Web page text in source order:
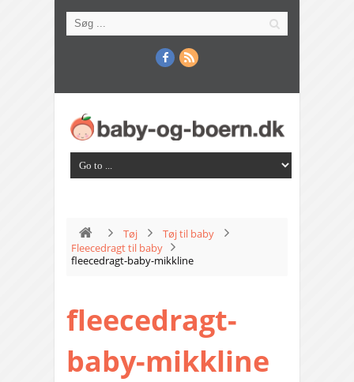
Tøj
Tøj til baby
Fleecedragt til baby
fleecedragt-baby-mikkline
fleecedragt-
baby-mikkline